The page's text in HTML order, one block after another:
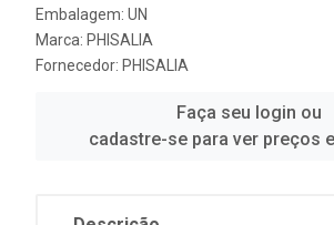
Embalagem: UN
Marca: PHISALIA
Fornecedor: PHISALIA
Faça seu login ou
cadastre-se para ver preços